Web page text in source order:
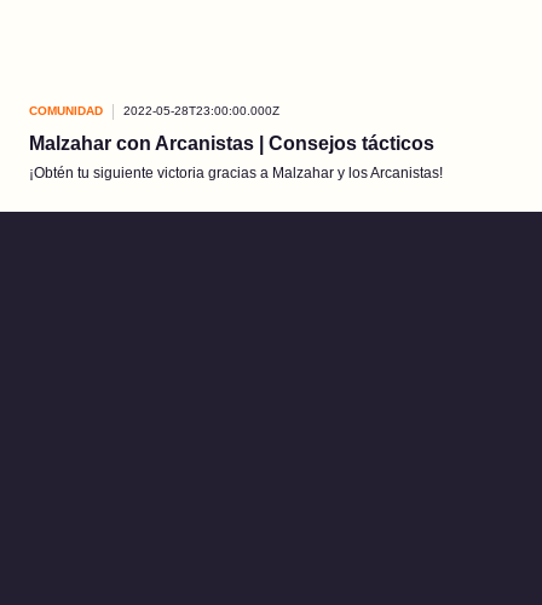
COMUNIDAD 2022-05-28T23:00:00.000Z
Malzahar con Arcanistas | Consejos tácticos
¡Obtén tu siguiente victoria gracias a Malzahar y los Arcanistas!